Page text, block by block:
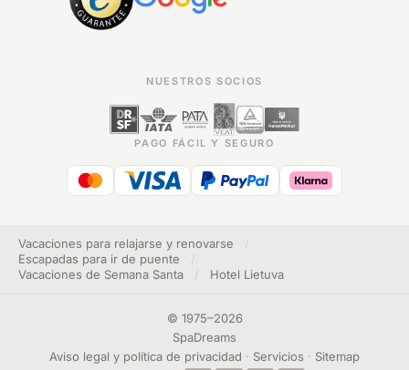
NUESTROS SOCIOS
PAGO FÁCIL Y SEGURO
Vacaciones para relajarse y renovarse
Escapadas para ir de puente
Vacaciones de Semana Santa
Hotel Lietuva
© 1975–2026
SpaDreams
Aviso legal y política de privacidad · Servicios · Sitemap